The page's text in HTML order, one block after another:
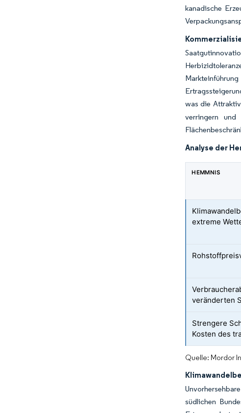
kanadische
was die
verringern und
Analyse der
HEMMNIS
extreme
veränderten
Strengere
Kosten des
Quelle: Mordor
südlichen